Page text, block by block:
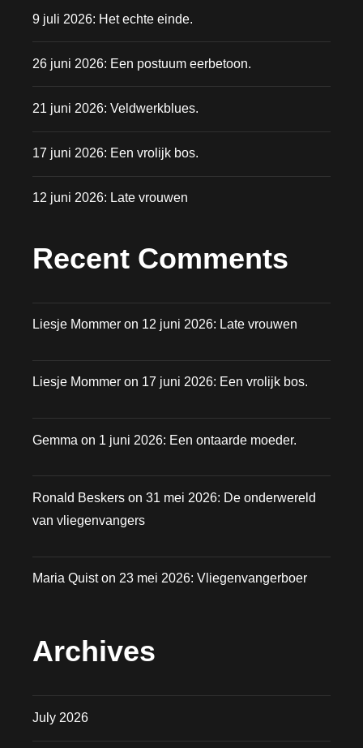
9 juli 2026: Het echte einde.
26 juni 2026: Een postuum eerbetoon.
21 juni 2026: Veldwerkblues.
17 juni 2026: Een vrolijk bos.
12 juni 2026: Late vrouwen
Recent Comments
Liesje Mommer on 12 juni 2026: Late vrouwen
Liesje Mommer on 17 juni 2026: Een vrolijk bos.
Gemma on 1 juni 2026: Een ontaarde moeder.
Ronald Beskers on 31 mei 2026: De onderwereld
van vliegenvangers
Maria Quiston 23 mei 2026: Vliegenvangerboer
Archives
July 2026